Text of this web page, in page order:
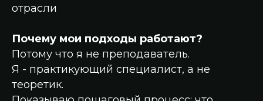
отрасли
Почему мои подходы работают?
Потому что я не преподаватель.
Я - практикующий специалист, а не
теоретик.